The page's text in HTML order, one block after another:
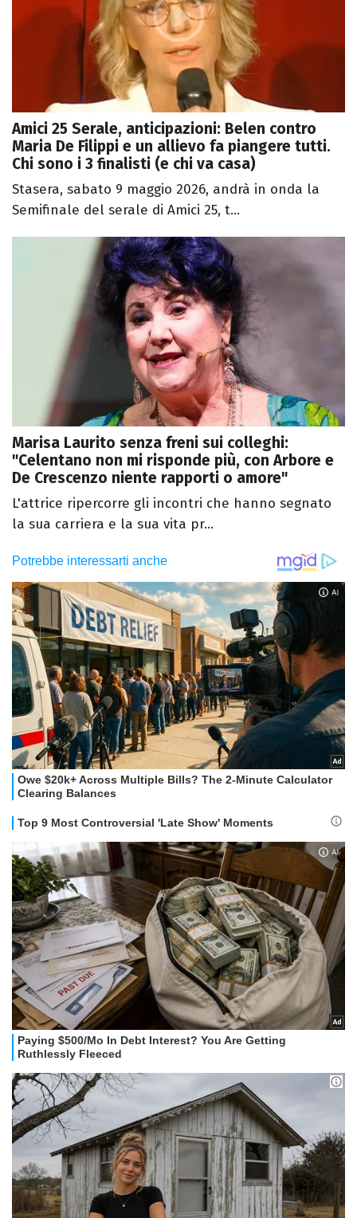
Amici 25 Serale, anticipazioni: Belen contro
Maria De Filippi e un allievo fa piangere tutti.
Chi sono i 3 finalisti (e chi va casa)
Stasera, sabato 9 maggio 2026, andrà in onda la
Semifinale del serale di Amici 25, t...
Marisa Laurito senza freni sui colleghi:
"Celentano non mi risponde più, con Arbore e
De Crescenzo niente rapporti o amore"
L'attrice ripercorre gli incontri che hanno segnato
la sua carriera e la sua vita pr...